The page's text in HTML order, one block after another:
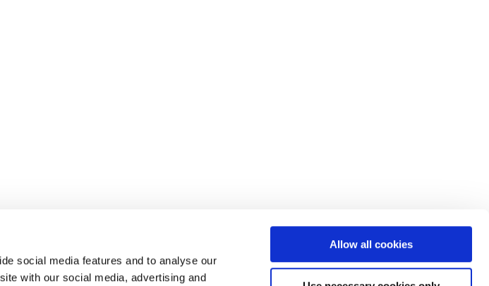
social media features and to analyse our
with our social media, advertising and
Allow all cookies